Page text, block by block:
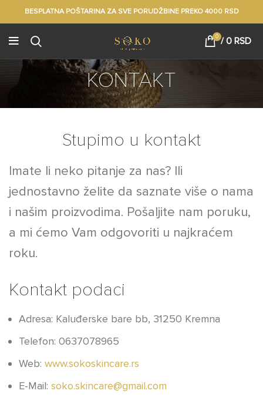
BESPLATNA POŠTARINA ZA SVE PORUDŽBINE PREKO 4000 RSD
0 / 0RSD
KONTAKT
Stupimo u kontakt
Imate li neko pitanje za nas? Ili
jednostavno želite da saznate više o nama
i našim proizvodima. Pošaljite nam poruku,
a mi ćemo Vam odgovoriti u najkraćem
roku.
Kontakt podaci
Adresa: Kaluđerske bare bb, 31250 Kremna
Telefon: 0637078965
Web: www.sokoskincare.rs
E-Mail: soko.skincare@gmail.com